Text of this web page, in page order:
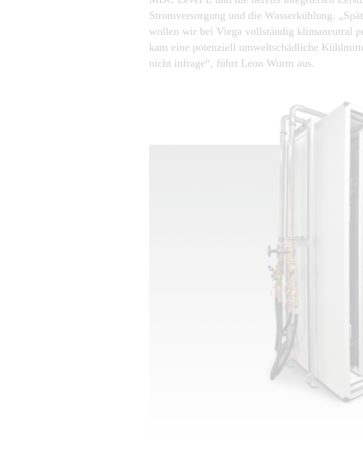
Stromversorgung und die Wasserkühlung.
wollen wir bei Viega vollständig klimaneutral
kam eine potenziell umweltschädliche
nicht infrage“, führt Leon Wurm aus.